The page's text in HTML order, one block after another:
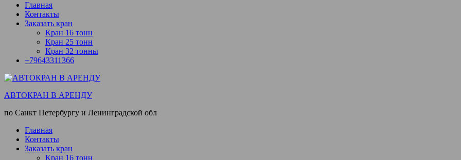
Главная
Контакты
Заказать кран
Кран 16 тонн
Кран 25 тонн
Кран 32 тонны
+79643311366
АВТОКРАН В АРЕНДУ
по Санкт Петербургу и Ленинградской обл
Главная
Контакты
Заказать кран
Кран 16 тонн